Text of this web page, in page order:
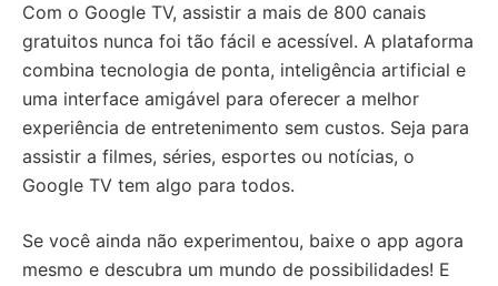
Com o Google TV, assistir a mais de 800 canais
gratuitos nunca foi tão fácil e acessível. A plataforma
combina tecnologia de ponta, inteligência artificial e
uma interface amigável para oferecer a melhor
experiência de entretenimento sem custos. Seja para
assistir a filmes, séries, esportes ou notícias, o
Google TV tem algo para todos.
Se você ainda não experimentou, baixe o app agora
mesmo e descubra um mundo de possibilidades! E